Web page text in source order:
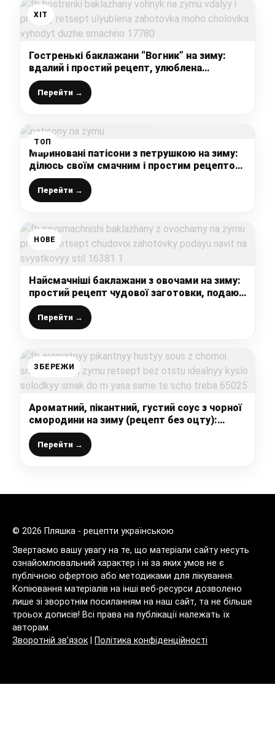
ХІТ
Гостренькі баклажани “Вогник” на зиму:
вдалий і простий рецепт, улюблена
заготовка мого чоловіка, виходить дуже
смачно
Перейти →
ТОП
Мариновані патісони з петрушкою на зиму:
ділюсь своїм смачним і простим рецептом
перевіреним часом
Перейти →
НОВЕ
Найсмачніші баклажани з овочами на зиму:
простий рецепт чудової заготовки, подаю
навіть на святковий стіл
Перейти →
ЗБЕРЕЖИ
Ароматний, пікантний, густий соус з чорної
смородини на зиму (рецепт без оцту):
ідеальний кисло-солодкий смак, до м’яса
саме те, що треба
Перейти →
© 2026 Пляшка - рецепти українською
Звертаємо вашу увагу на те, що матеріали сайту несуть
ознайомлювальний характер і ні за яких умов не є
публічною офертою або методиками для лікування.
Копіювання матеріалів на інші веб-ресурси дозволено
лише зі зворотнім посиланням на наш сайт, та не більше
троьох дописів! Всі права на публікації належать їх
авторам.
Зворотній зв’язок
Політика конфіденційності